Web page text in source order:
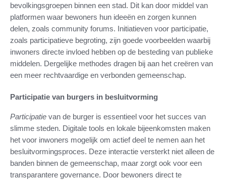
bevolkingsgroepen binnen een stad. Dit kan door middel van
platformen waar bewoners hun ideeën en zorgen kunnen
delen, zoals community forums. Initiatieven voor participatie,
zoals participatieve begroting, zijn goede voorbeelden waarbij
inwoners directe invloed hebben op de besteding van publieke
middelen. Dergelijke methodes dragen bij aan het creëren van
een meer rechtvaardige en verbonden gemeenschap.
Participatie van burgers in besluitvorming
Participatie van de burger is essentieel voor het succes van
slimme steden. Digitale tools en lokale bijeenkomsten maken
het voor inwoners mogelijk om actief deel te nemen aan het
besluitvormingsproces. Deze interactie versterkt niet alleen de
banden binnen de gemeenschap, maar zorgt ook voor een
transparantere governance. Door bewoners direct te